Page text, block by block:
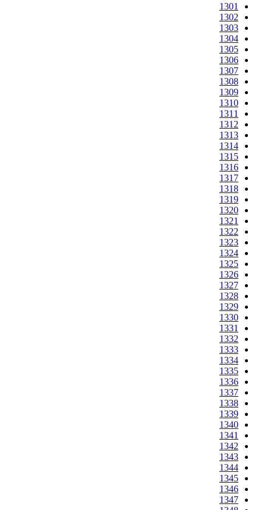
1301
1302
1303
1304
1305
1306
1307
1308
1309
1310
1311
1312
1313
1314
1315
1316
1317
1318
1319
1320
1321
1322
1323
1324
1325
1326
1327
1328
1329
1330
1331
1332
1333
1334
1335
1336
1337
1338
1339
1340
1341
1342
1343
1344
1345
1346
1347